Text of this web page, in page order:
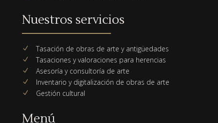
Nuestros servicios
N Tasación de obras de arte y antigüedades
N Tasaciones y valoraciones para herencias
N Asesoría y consultoría de arte
N Inventario y digitalización de obras de arte
N Gestión cultural
Menú